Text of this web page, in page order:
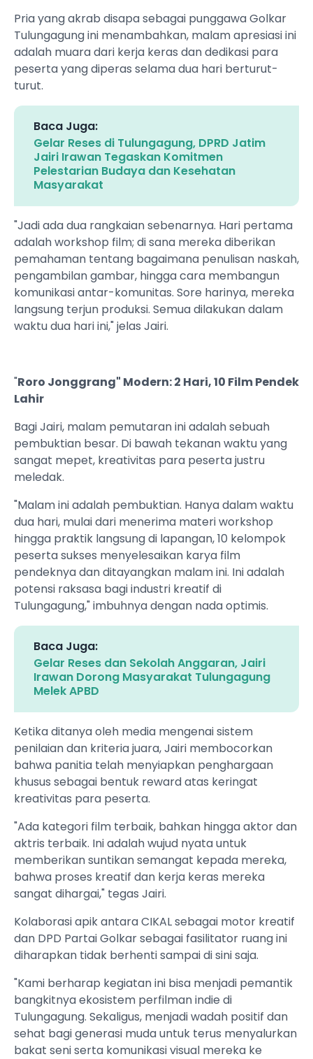
Pria yang akrab disapa sebagai punggawa Golkar
Tulungagung ini menambahkan, malam apresiasi ini
adalah muara dari kerja keras dan dedikasi para
peserta yang diperas selama dua hari berturut-
turut.
Baca Juga:
Gelar Reses di Tulungagung, DPRD Jatim
Jairi Irawan Tegaskan Komitmen
Pelestarian Budaya dan Kesehatan
Masyarakat
"Jadi ada dua rangkaian sebenarnya. Hari pertama
adalah workshop film; di sana mereka diberikan
pemahaman tentang bagaimana penulisan naskah,
pengambilan gambar, hingga cara membangun
komunikasi antar-komunitas. Sore harinya, mereka
langsung terjun produksi. Semua dilakukan dalam
waktu dua hari ini," jelas Jairi.
"Roro Jonggrang" Modern: 2 Hari, 10 Film Pendek
Lahir
Bagi Jairi, malam pemutaran ini adalah sebuah
pembuktian besar. Di bawah tekanan waktu yang
sangat mepet, kreativitas para peserta justru
meledak.
"Malam ini adalah pembuktian. Hanya dalam waktu
dua hari, mulai dari menerima materi workshop
hingga praktik langsung di lapangan, 10 kelompok
peserta sukses menyelesaikan karya film
pendeknya dan ditayangkan malam ini. Ini adalah
potensi raksasa bagi industri kreatif di
Tulungagung," imbuhnya dengan nada optimis.
Baca Juga:
Gelar Reses dan Sekolah Anggaran, Jairi
Irawan Dorong Masyarakat Tulungagung
Melek APBD
Ketika ditanya oleh media mengenai sistem
penilaian dan kriteria juara, Jairi membocorkan
bahwa panitia telah menyiapkan penghargaan
khusus sebagai bentuk reward atas keringat
kreativitas para peserta.
"Ada kategori film terbaik, bahkan hingga aktor dan
aktris terbaik. Ini adalah wujud nyata untuk
memberikan suntikan semangat kepada mereka,
bahwa proses kreatif dan kerja keras mereka
sangat dihargai," tegas Jairi.
Kolaborasi apik antara CIKAL sebagai motor kreatif
dan DPD Partai Golkar sebagai fasilitator ruang ini
diharapkan tidak berhenti sampai di sini saja.
"Kami berharap kegiatan ini bisa menjadi pemantik
bangkitnya ekosistem perfilman indie di
Tulungagung. Sekaligus, menjadi wadah positif dan
sehat bagi generasi muda untuk terus menyalurkan
bakat seni serta komunikasi visual mereka ke